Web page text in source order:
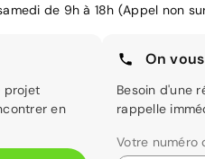
de 9h à 18h (Appel non
projet
en
On
Besoin d'une
rappelle
Votre numéro